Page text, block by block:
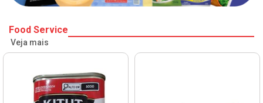
Food Service
Veja mais